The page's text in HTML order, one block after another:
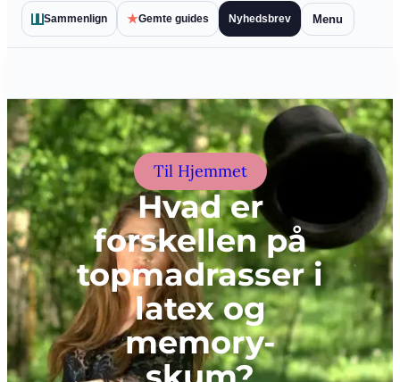
Sammenlign ★Gemte guides Nyhedsbrev Menu
Til Hjemmet
Hvad er
forskellen på
topmadrasser i
latex og
memory-